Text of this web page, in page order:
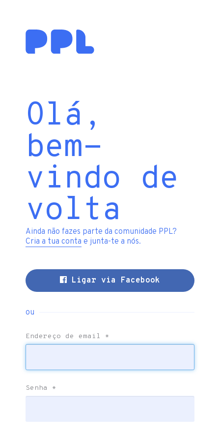
Olá,
bem-
vindo de
volta
Ainda não fazes parte da comunidade PPL?
Cria a tua conta e junta-te a nós.
Ligar via Facebook
ou
Endereço de email *
Senha *